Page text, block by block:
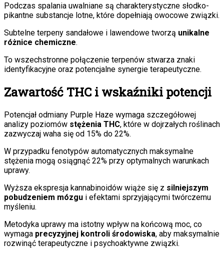
Podczas spalania uwalniane są charakterystyczne słodko-
pikantne substancje lotne, które dopełniają owocowe związki.
Subtelne terpeny sandałowe i lawendowe tworzą unikalne
różnice chemiczne.
To wszechstronne połączenie terpenów stwarza znaki
identyfikacyjne oraz potencjalne synergie terapeutyczne.
Zawartość THC i wskaźniki potencji
Potencjał odmiany Purple Haze wymaga szczegółowej
analizy poziomów stężenia THC, które w dojrzałych roślinach
zazwyczaj waha się od 15% do 22%.
W przypadku fenotypów automatycznych maksymalne
stężenia mogą osiągnąć 22% przy optymalnych warunkach
uprawy.
Wyższa ekspresja kannabinoidów wiąże się z silniejszym
pobudzeniem mózgu i efektami sprzyjającymi twórczemu
myśleniu.
Metodyka uprawy ma istotny wpływ na końcową moc, co
wymaga precyzyjnej kontroli środowiska, aby maksymalnie
rozwinąć terapeutyczne i psychoaktywne związki.